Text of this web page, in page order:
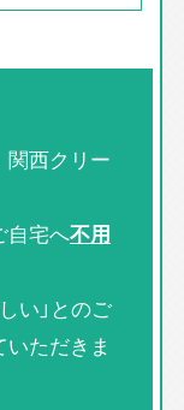
関西クリー
自宅へ不用
い」とのご
ただきま